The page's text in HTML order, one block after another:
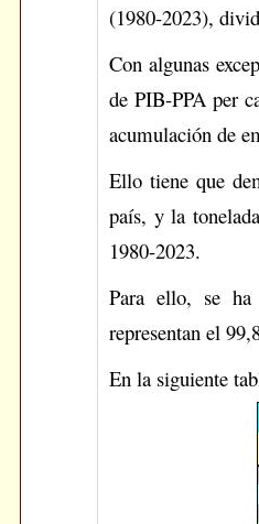
(1980-2023),
Con algunas
de PIB-PPA per
acumulación de
Ello tiene que
país, y la
1980-2023.
Para ello, se ha
representan el
En la siguiente